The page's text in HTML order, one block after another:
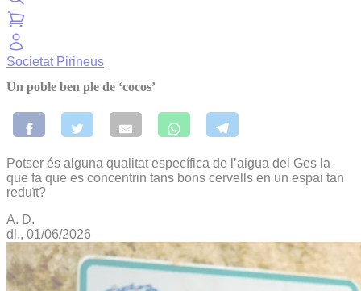
Societat Pirineus
Un poble ben ple de ‘cocos’
Potser és alguna qualitat específica de l’aigua del Ges la
que fa que es concentrin tans bons cervells en un espai tan
reduït?
A. D.
dl., 01/06/2026